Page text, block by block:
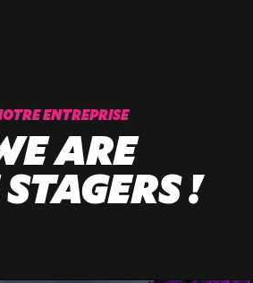
ENTREPRISE
ARE
!